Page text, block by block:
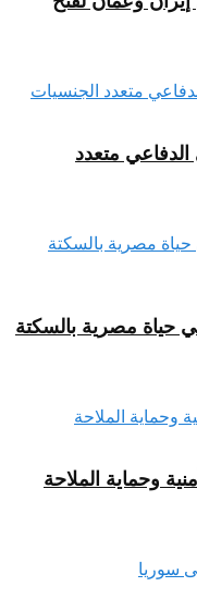
الدفاعي متعدد
حياة مصرية بالسكتة
وحماية الملاحة